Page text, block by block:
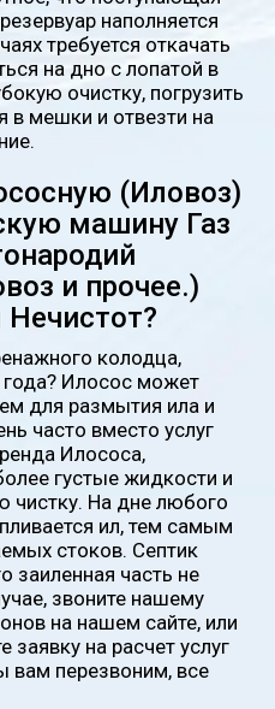
наполняется
требуется откачать
на дно с лопатой в
очистку, погрузить
в мешки и отвезти на
(Иловоз)
машину Газ
и прочее.)
колодца,
года? Илосос может
для размытия ила и
часто вместо услуг
Илососа,
густые жидкости и
чистку. На дне любого
ил, тем самым
стоков. Септик
заиленная часть не
звоните нашему
на нашем сайте, или
заявку на расчет услуг
вам перезвоним, все